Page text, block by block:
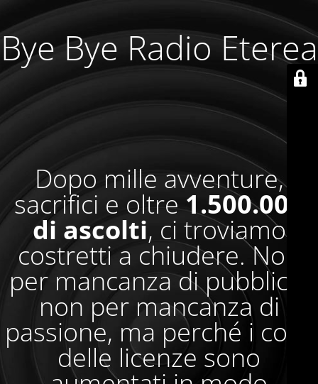
Bye Bye Radio Eterea
Dopo mille avventure,
sacrifici e oltre1.500.000
di ascolti, ci troviamo
costretti a chiudere. Non
per mancanza di pubblico,
non per mancanza di
passione, ma perché i costi
delle licenze sono